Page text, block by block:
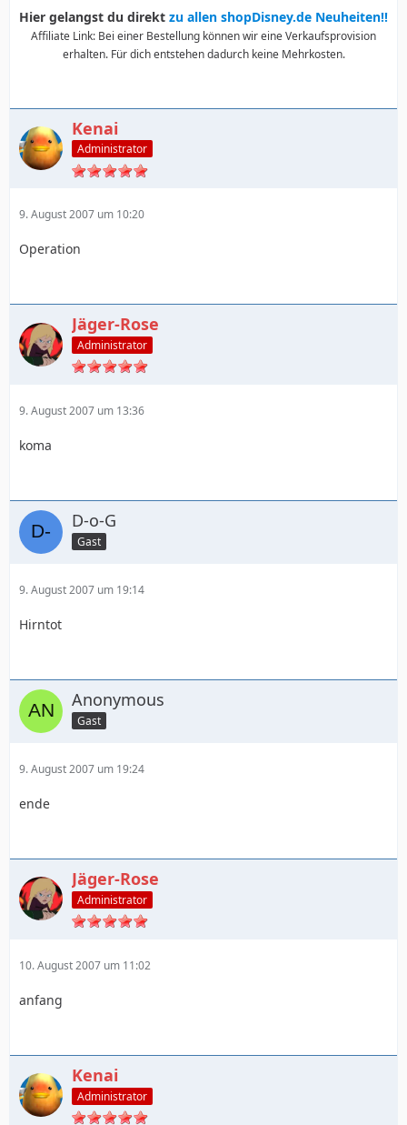
Hier gelangst du direkt zu allen shopDisney.de Neuheiten!!
Affiliate Link: Bei einer Bestellung können wir eine Verkaufsprovision
erhalten. Für dich entstehen dadurch keine Mehrkosten.
Kenai
Administrator
9. August 2007 um 10:20
Operation
Jäger-Rose
Administrator
9. August 2007 um 13:36
koma
D-o-G
Gast
9. August 2007 um 19:14
Hirntot
Anonymous
Gast
9. August 2007 um 19:24
ende
Jäger-Rose
Administrator
10. August 2007 um 11:02
anfang
Kenai
Administrator